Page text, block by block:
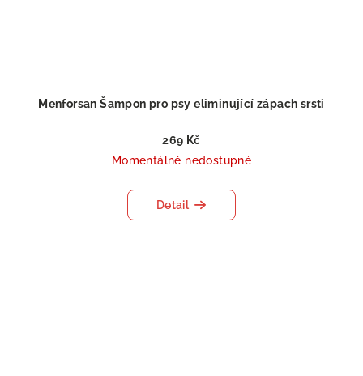
Menforsan Šampon pro psy eliminující zápach srsti
269 Kč
Momentálně nedostupné
Detail